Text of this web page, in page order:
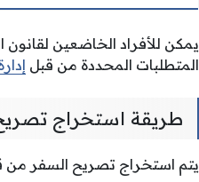
يمكن للأفراد الخاضعين
المتطلبات المحددة من قبل
طريقة استخراج تصريح
يتم استخراج تصريح السفر من